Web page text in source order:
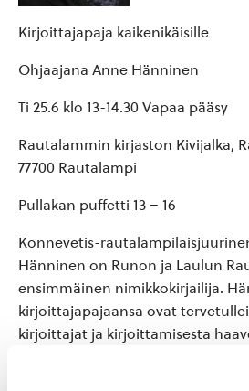
Kirjoittajapaja kaikenikäisille
Ohjaajana Anne Hänninen
Ti 25.6 klo 13-14.30 Vapaa pääsy
Rautalammin kirjaston Kivijalka,
77700 Rautalampi
Pullakan puffetti 13 – 16
Konnevetis-
Hänninen on Runon ja Laulun
ensimmäinen nimikkokirjailija.
kirjoittajapajaansa ovat
kirjoittajat ja kirjoittamisesta